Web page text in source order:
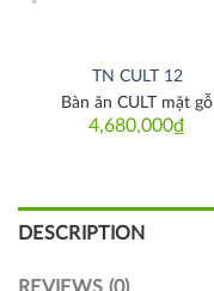
TN CULT 12
4,680,000₫
Bàn ăn CULT mặt gỗ
DESCRIPTION